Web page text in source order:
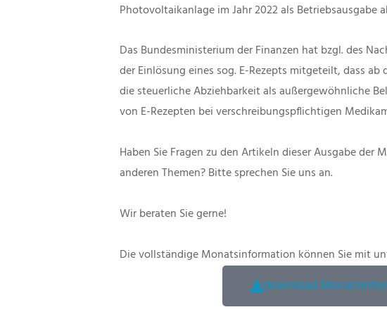
Photovoltaikanlage im Jahr 2022 als Betriebsausgabe
Das Bundesministerium der Finanzen hat bzgl. des
der Einlösung eines sog. E-Rezepts mitgeteilt, dass
die steuerliche Abziehbarkeit als außergewöhnliche
von E-Rezepten bei verschreibungspflichtigen
Haben Sie Fragen zu den Artikeln dieser Ausgabe der
anderen Themen? Bitte sprechen Sie uns an.
Wir beraten Sie gerne!
Die vollständige Monatsinformation können Sie mit
download